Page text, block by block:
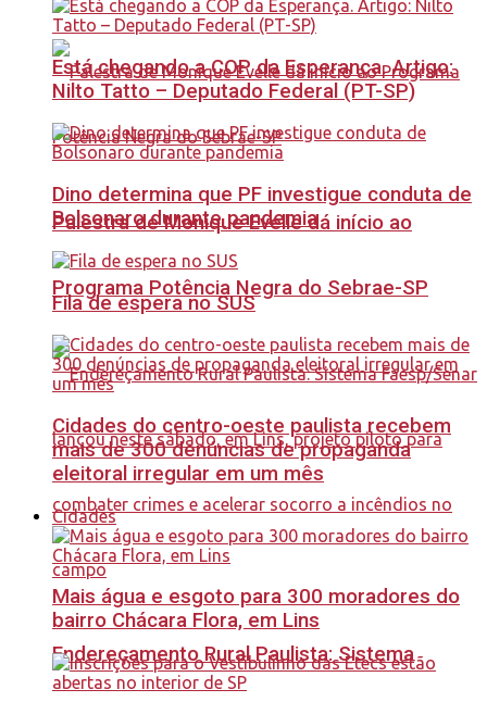
Palestra de Monique Evelle dá início ao
Programa Potência Negra do Sebrae-SP
Endereçamento Rural Paulista: Sistema
Está chegando a COP da Esperança. Artigo:
Nilto Tatto – Deputado Federal (PT-SP)
Dino determina que PF investigue conduta de
Bolsonaro durante pandemia
Fila de espera no SUS
Cidades do centro-oeste paulista recebem
mais de 300 denúncias de propaganda
eleitoral irregular em um mês
Cidades
Mais água e esgoto para 300 moradores do
bairro Chácara Flora, em Lins